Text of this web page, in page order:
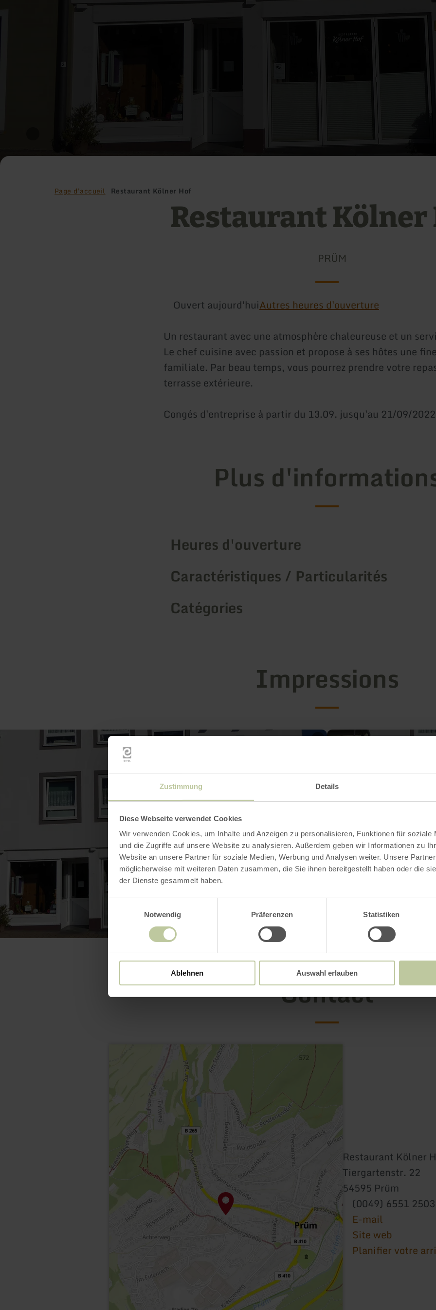
Zustimmung Details
Diese Webseite verwendet Cookies
Wir verwenden Cookies, um Inhalte und Anzeigen zu personalisieren, Funktionen für soziale
und die Zugriffe auf unsere Website zu analysieren. Außerdem geben wir Informationen zu
Website an unsere Partner für soziale Medien, Werbung und Analysen weiter. Unsere
möglicherweise mit weiteren Daten zusammen, die Sie ihnen bereitgestellt haben oder die
der Dienste gesammelt haben.
Notwendig
Präferenzen Statistiken
Ablehnen Auswahl erlauben
Page d'accueil Restaurant Kölner Hof
Restaurant Kölner
PRÜM
Ouvert aujourd'huiAutres heures d'ouverture
Un restaurant avec une atmosphère chaleureuse et un
Le chef cuisine avec passion et propose à ses hôtes une
familiale. Par beau temps, vous pourrez prendre votre
terrasse extérieure.
Congés d'entreprise à partir du 13.09. jusqu'au 21/09/
Plus
Heures d'ouverture
Caractéristiques / Particularités
Catégories
Impressions
Contact
Restaurant Kölner
Tiergartenstr. 22
54595 Prüm
(0049) 6551 2503
E-mail
Site web
Planifier votre